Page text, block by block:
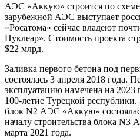
АЭС «Аккую» строится по схеме
зарубежной АЭС выступает
«Росатома» сейчас владеют
Нуклеар». Стоимость проекта
$22 млрд.
Заливка первого бетона под
состоялась 3 апреля 2018 года.
эксплуатацию намечена на 2023
100-летие Турецкой
блок N2 АЭС «Аккую»
началу строительства блока
марта 2021 года.